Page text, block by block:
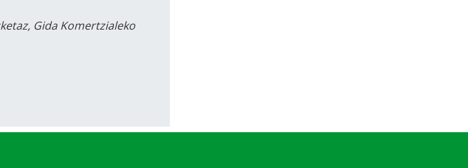
Gida Komertzialeko